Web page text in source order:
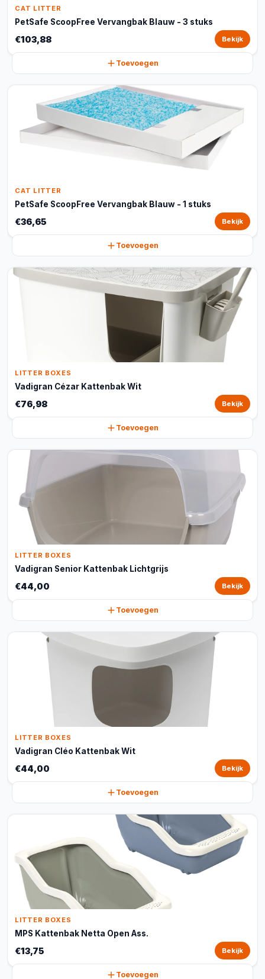
CAT LITTER
PetSafe ScoopFree Vervangbak Blauw - 3 stuks
€103,88 Bekijk
Toevoegen
CAT LITTER
PetSafe ScoopFree Vervangbak Blauw - 1 stuks
€36,65 Bekijk
Toevoegen
LITTER BOXES
Vadigran Cézar Kattenbak Wit
€76,98 Bekijk
Toevoegen
LITTER BOXES
Vadigran Senior Kattenbak Lichtgrijs
€44,00 Bekijk
Toevoegen
LITTER BOXES
Vadigran Cléo Kattenbak Wit
€44,00 Bekijk
Toevoegen
LITTER BOXES
MPS Kattenbak Netta Open Ass.
€13,75 Bekijk
Toevoegen